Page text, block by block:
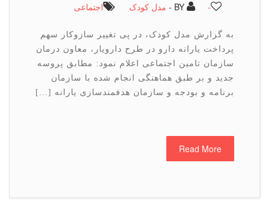
BY - مدل کودک اجتماعی
به گزارش مدل کودک، در پی تغییر سازوکار سهم
پرداخت یارانه دارو در طرح دارویار، معاون درمان
سازمان تامین اجتماعی اعلام نمود: مطابق پروسه
جدید و بر طبق هماهنگی انجام شده با سازمان
برنامه و بودجه و سازمان هدفمندسازی یارانه […]
Read More